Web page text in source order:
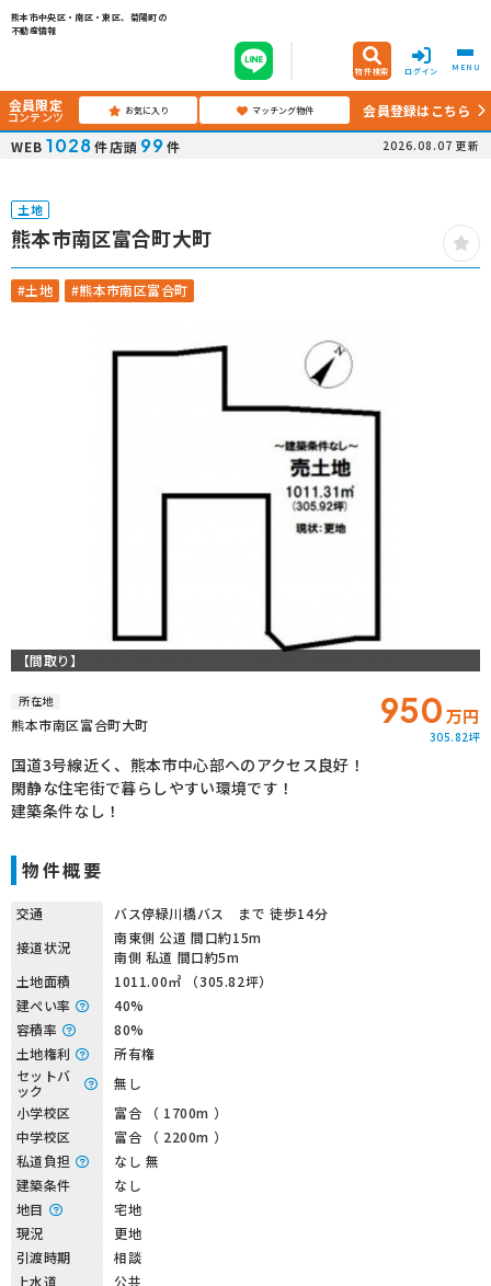
熊本市中央区・南区・東区、菊陽町の
不動産情報
物件検索 ログイン MENU
会員限定
コンテンツ お気に入り マッチング物件
会員登録はこちら
WEB 1028 件店頭 99 件 2026.08.07 更新
土地
熊本市南区富合町大町
#土地 #熊本市南区富合町
【間取り】
所在地
熊本市南区富合町大町 950万円
305.82坪
国道3号線近く、熊本市中心部へのアクセス良好！
閑静な住宅街で暮らしやすい環境です！
建築条件なし！
物件概要
交通
バス停緑川橋バス まで 徒歩14分
接道状況
南東側 公道 間口約15m
南側 私道 間口約5m
土地面積
1011.00㎡ （305.82坪）
建ぺい率
40%
容積率
80%
土地権利
所有権
セットバ
ック
無し
小学校区
富合 （ 1700m ）
中学校区
富合 （ 2200m ）
私道負担
なし 無
建築条件
なし
地目
宅地
現況
更地
引渡時期
相談
上水道
公共